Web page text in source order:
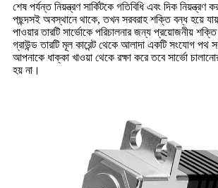
শেষ পর্যন্ত নিয়ন্ত্রণ সার্কিটকে গতিবিধি এবং দিক নিয়ন্ত্রণ
পছন্দসই অবস্থানে থাকে, তখন সরবরাহ শক্তি বন্ধ হয়ে
পাওয়ার তারটি সার্ভোকে পরিচালনার জন্য প্রয়োজনীয়
গ্রাউন্ড তারটি মূল কারেন্ট থেকে আলাদা একটি সংযোগ পথ
আপনাকে ধাক্কা খাওয়া থেকে রক্ষা করে তবে সার্ভো
হয় না।